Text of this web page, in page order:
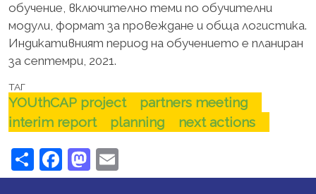
обучение, включително теми по обучителни
модули, формат за провеждане и обща логистика.
Индикативният период на обучението е планиран
за септемри, 2021.
ТАГ
YOUthCAP project
partners meeting
interim report
planning next actions
ShareFacebook
Mastodon